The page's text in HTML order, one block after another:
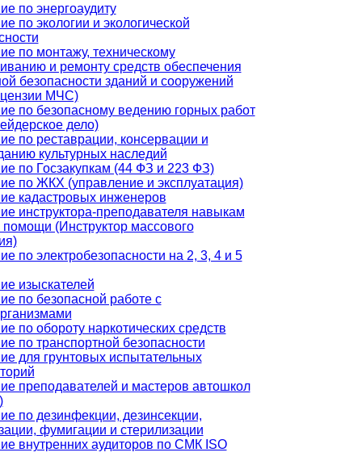
по энергоаудиту
по экологии и экологической
по монтажу, техническому
и ремонту средств обеспечения
безопасности зданий и сооружений
МЧС)
по безопасному ведению горных работ
дело)
по реставрации, консервации и
культурных наследий
по Госзакупкам (44 ФЗ и 223 ФЗ)
по ЖКХ (управление и эксплуатация)
кадастровых инженеров
инструктора-преподавателя навыкам
(Инструктор массового
по электробезопасности на 2, 3, 4 и 5
изыскателей
по безопасной работе с
по обороту наркотических средств
по транспортной безопасности
для грунтовых испытательных
преподавателей и мастеров автошкол
по дезинфекции, дезинсекции,
фумигации и стерилизации
внутренних аудиторов по СМК ISO